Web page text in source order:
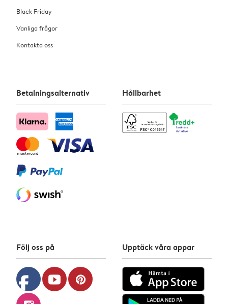
Black Friday
Vanliga frågor
Kontakta oss
Betalningsalternativ Hållbarhet
Följ oss på
facebook youtube pinterest
Upptäck våra appar